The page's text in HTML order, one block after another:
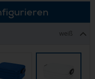
weiß